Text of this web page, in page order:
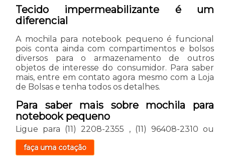
Tecido impermeabilizante é um
diferencial
A mochila para notebook pequeno é funcional
pois conta ainda com compartimentos e bolsos
diversos para o armazenamento de outros
objetos de interesse do consumidor. Para saber
mais, entre em contato agora mesmo com a Loja
de Bolsas e tenha todos os detalhes.
Para saber mais sobre mochila para
notebook pequeno
Ligue para (11) 2208-2355 , (11) 96408-2310 ou
faça uma cotação